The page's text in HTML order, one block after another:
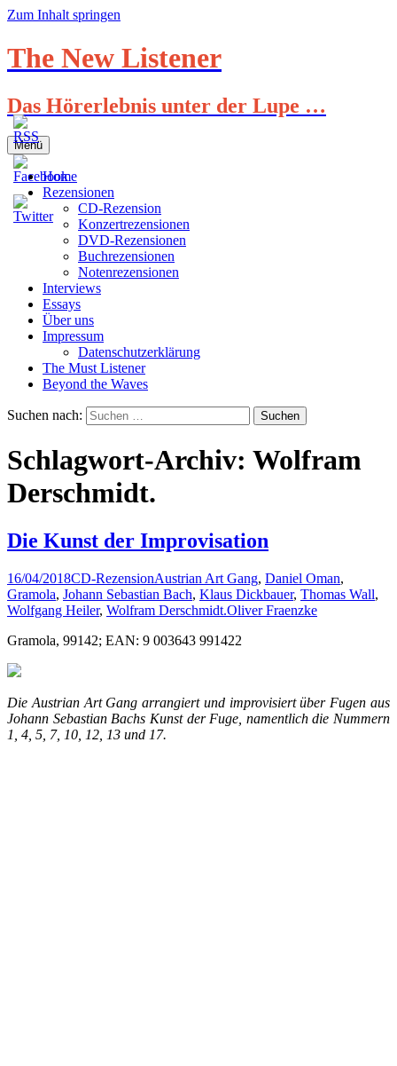
Zum Inhalt springen
The New Listener
Das Hörerlebnis unter der Lupe …
Menü
Home
Rezensionen
CD-Rezension
Konzertrezensionen
DVD-Rezensionen
Buchrezensionen
Notenrezensionen
Interviews
Essays
Über uns
Impressum
Datenschutzerklärung
The Must Listener
Beyond the Waves
Suchen nach:
Schlagwort-Archiv: Wolfram
Derschmidt.
Die Kunst der Improvisation
16/04/2018CD-RezensionAustrian Art Gang, Daniel Oman,
Gramola, Johann Sebastian Bach, Klaus Dickbauer, Thomas Wall,
Wolfgang Heiler, Wolfram Derschmidt.Oliver Fraenzke
Gramola, 99142; EAN: 9 003643 991422
Die Austrian Art Gang arrangiert und improvisiert über Fugen aus
Johann Sebastian Bachs Kunst der Fuge, namentlich die Nummern
1, 4, 5, 7, 10, 12, 13 und 17.